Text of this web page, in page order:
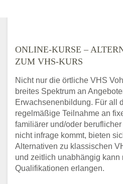
ONLINE-KURSE –
ZUM VHS-KURS
Nicht nur die örtliche VHS
breites Spektrum an
Erwachsenenbildung. Für all
regelmäßige Teilnahme an
familiärer und/oder
nicht infrage kommt, bieten
Alternativen zu klassischen
und zeitlich unabhängig kann
Qualifikationen erlangen.